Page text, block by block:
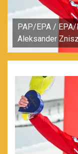
PAP/EPA /
Aleksander